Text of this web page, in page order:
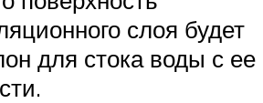
слоя будет
для стока воды с ее